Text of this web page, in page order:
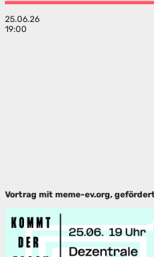
25.06.26
19:00
Vortrag mit meme-ev.org,